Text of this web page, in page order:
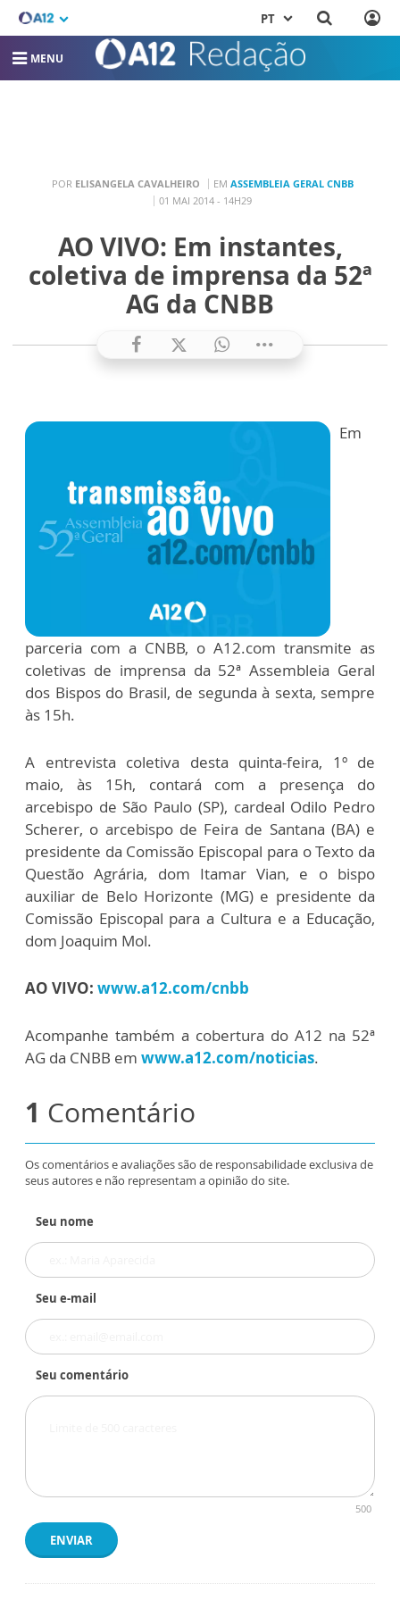
PT
MENU
POR ELISANGELA CAVALHEIRO EM ASSEMBLEIA GERAL CNBB
01 MAI 2014 - 14H29
AO VIVO: Em instantes,
coletiva de imprensa da 52ª
AG da CNBB
Em
parceria com a CNBB, o A12.com transmite as
coletivas de imprensa da 52ª Assembleia Geral
dos Bispos do Brasil, de segunda à sexta, sempre
às 15h.
A entrevista coletiva desta quinta-feira, 1º de
maio, às 15h, contará com a presença do
arcebispo de São Paulo (SP), cardeal Odilo Pedro
Scherer, o arcebispo de Feira de Santana (BA) e
presidente da Comissão Episcopal para o Texto da
Questão Agrária, dom Itamar Vian, e o bispo
auxiliar de Belo Horizonte (MG) e presidente da
Comissão Episcopal para a Cultura e a Educação,
dom Joaquim Mol.
AO VIVO: www.a12.com/cnbb
Acompanhe também a cobertura do A12 na 52ª
AG da CNBB em www.a12.com/noticias.
1 Comentário
Os comentários e avaliações são de responsabilidade exclusiva de
seus autores e não representam a opinião do site.
Seu nome
Seu e-mail
Seu comentário
500
ENVIAR